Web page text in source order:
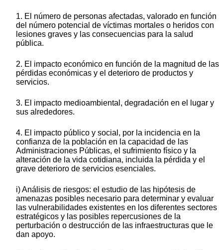
1. El número de personas afectadas, valorado en función
del número potencial de víctimas mortales o heridos con
lesiones graves y las consecuencias para la salud
pública.
2. El impacto económico en función de la magnitud de las
pérdidas económicas y el deterioro de productos y
servicios.
3. El impacto medioambiental, degradación en el lugar y
sus alrededores.
4. El impacto público y social, por la incidencia en la
confianza de la población en la capacidad de las
Administraciones Públicas, el sufrimiento físico y la
alteración de la vida cotidiana, incluida la pérdida y el
grave deterioro de servicios esenciales.
i) Análisis de riesgos: el estudio de las hipótesis de
amenazas posibles necesario para determinar y evaluar
las vulnerabilidades existentes en los diferentes sectores
estratégicos y las posibles repercusiones de la
perturbación o destrucción de las infraestructuras que le
dan apoyo.